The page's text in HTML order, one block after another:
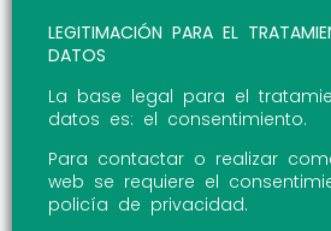
LEGITIMACIÓN PARA EL
DATOS
La base legal para el
datos es: el consentimiento.
Para contactar o realizar
web se requiere el
policía de privacidad.